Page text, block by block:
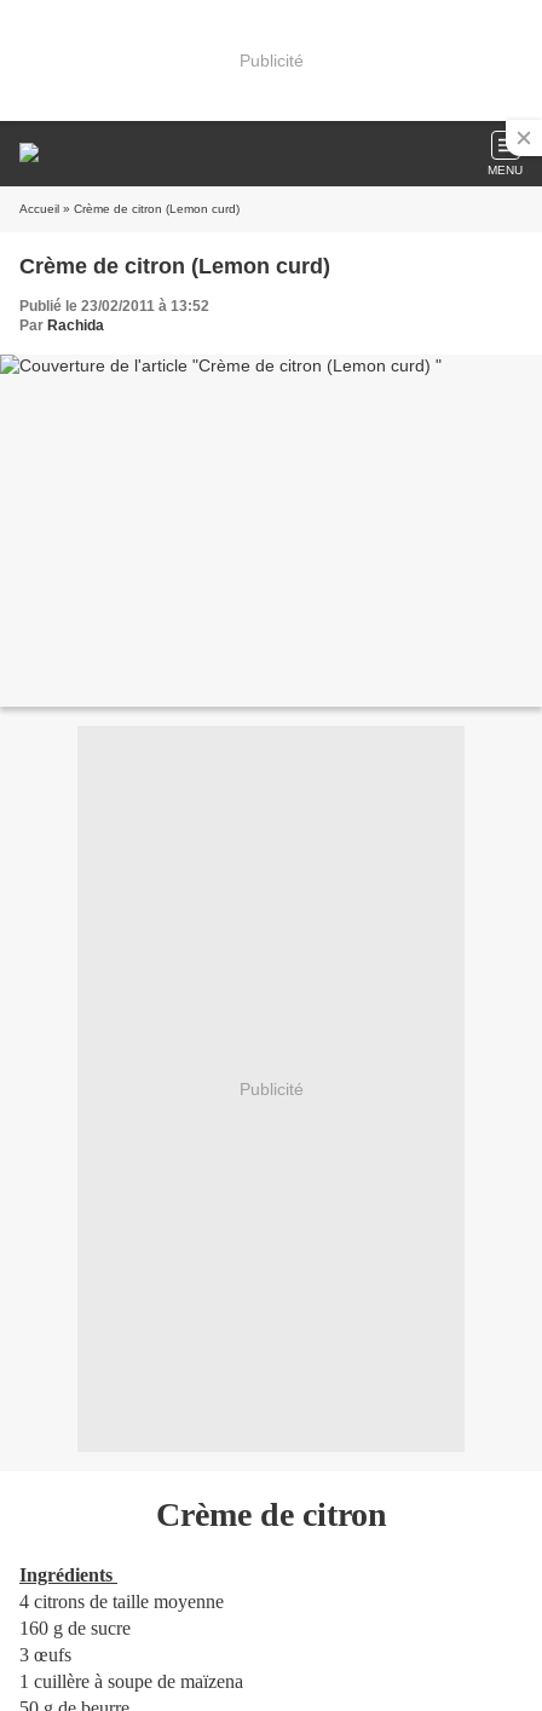
Publicité
MENU
Accueil » Crème de citron (Lemon curd)
Crème de citron (Lemon curd)
Publié le 23/02/2011 à 13:52
Par Rachida
Publicité
Crème de citron
Ingrédients
4 citrons de taille moyenne
160 g de sucre
3 œufs
1 cuillère à soupe de maïzena